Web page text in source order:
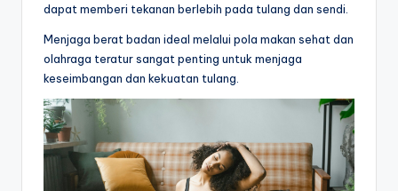
dapat memberi tekanan berlebih pada tulang dan sendi.
Menjaga berat badan ideal melalui pola makan sehat dan
olahraga teratur sangat penting untuk menjaga
keseimbangan dan kekuatan tulang.